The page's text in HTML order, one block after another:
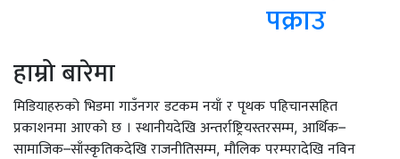
पक्राउ
हाम्रो बारेमा
मिडियाहरुको भिडमा गाउँनगर डटकम नयाँ र पृथक पहिचानसहित
प्रकाशनमा आएको छ । स्थानीयदेखि अन्तर्राष्ट्रियस्तरसम्म, आर्थिक–
सामाजिक–साँस्कृतिकदेखि राजनीतिसम्म, मौलिक परम्परादेखि नविन